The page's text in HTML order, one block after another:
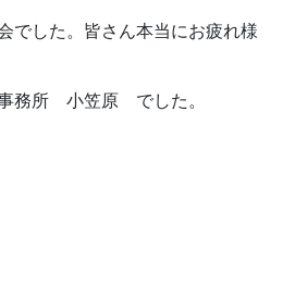
でした。皆さん本当にお疲れ様
務所 小笠原 でした。